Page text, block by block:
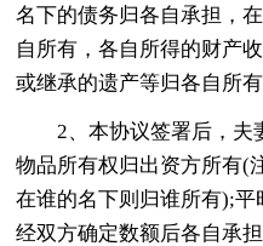
名下的债务归各自承担，
自所有，各自所得的财产
或继承的遗产等归各自所有
2、本协议签署后，夫
物品所有权归出资方所有(
在谁的名下则归谁所有);
经双方确定数额后各自承担